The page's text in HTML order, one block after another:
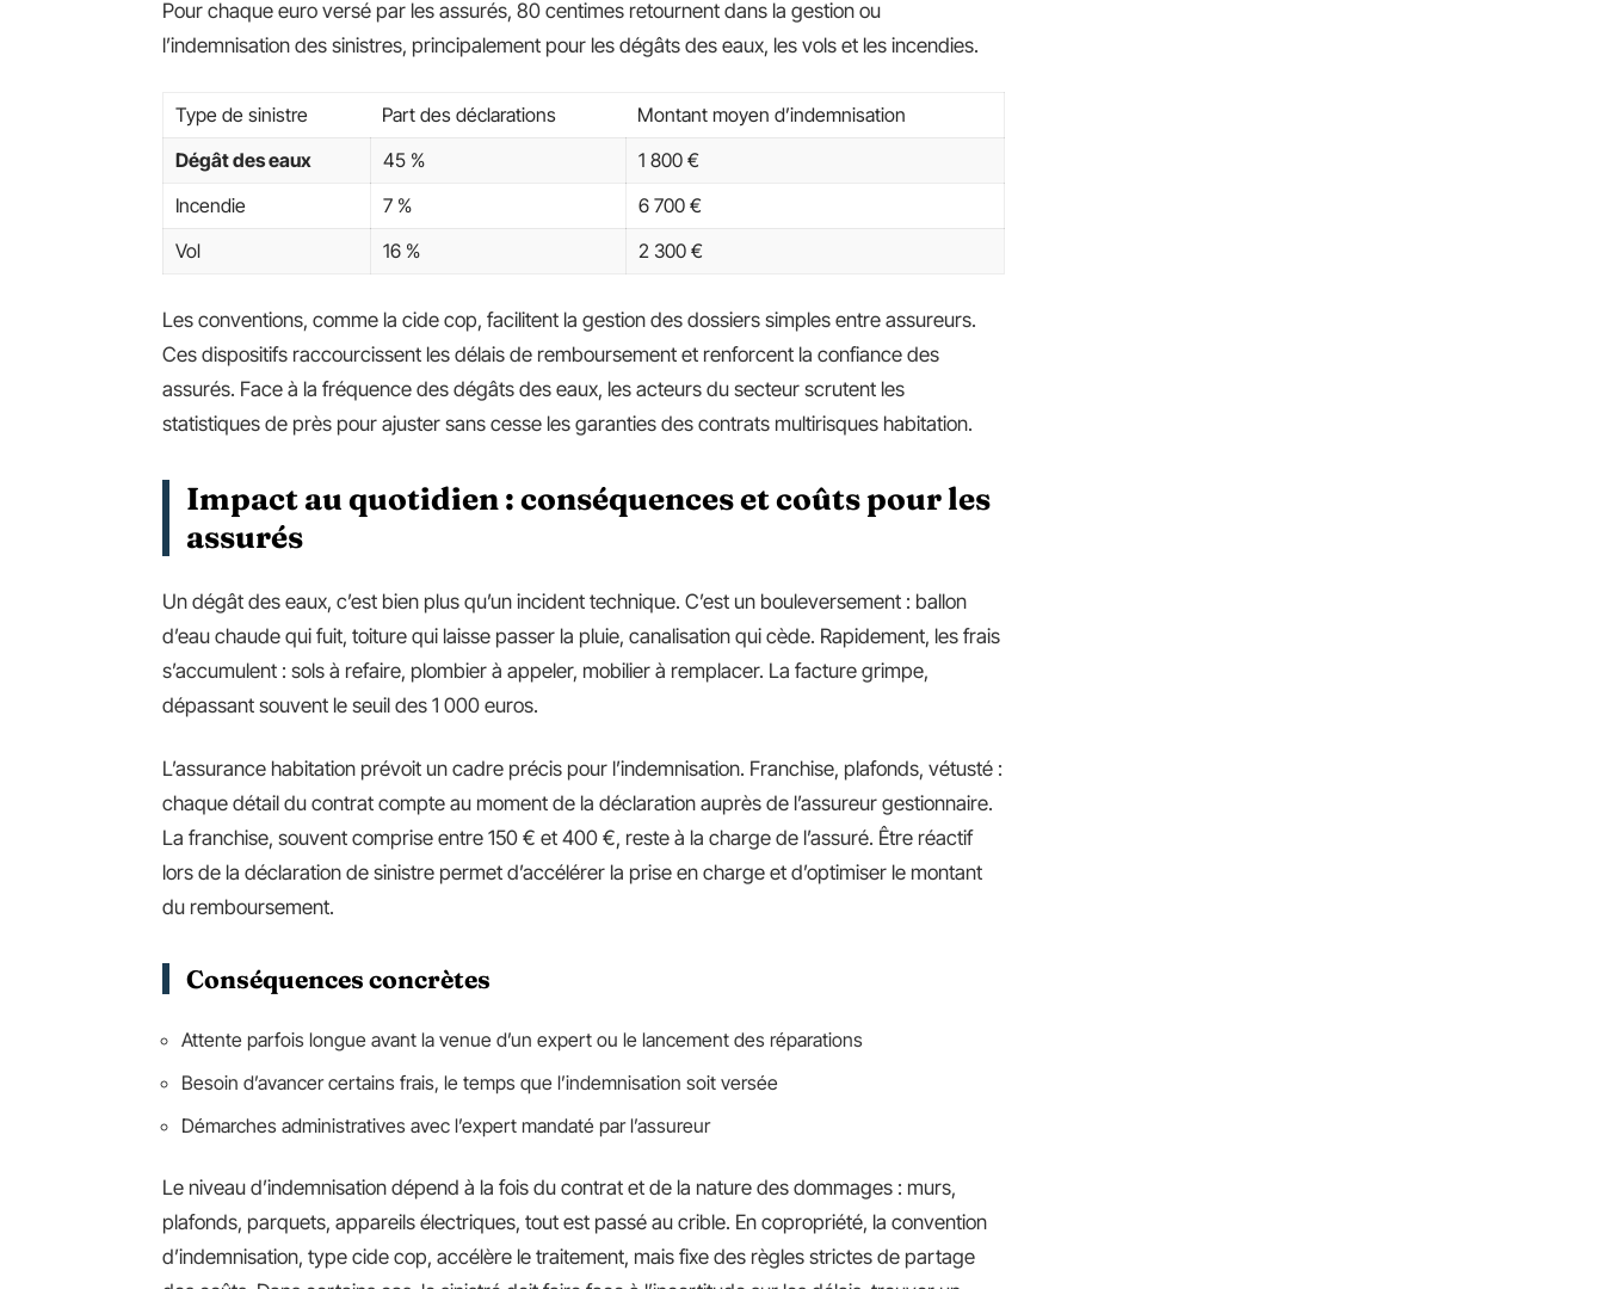
Pour chaque euro versé par les assurés, 80 centimes retournent dans la gestion ou
l’indemnisation des sinistres, principalement pour les dégâts des eaux, les vols et les incendies.
Type de sinistre Part des déclarations
Montant moyen d’indemnisation
Dégât des eaux
45 %
1 800 €
Incendie
7 %
6 700 €
Vol
16 % 2 300 €
Les conventions, comme la cide cop, facilitent la gestion des dossiers simples entre assureurs.
Ces dispositifs raccourcissent les délais de remboursement et renforcent la confiance des
assurés. Face à la fréquence des dégâts des eaux, les acteurs du secteur scrutent les
statistiques de près pour ajuster sans cesse les garanties des contrats multirisques habitation.
Impact au quotidien : conséquences et coûts pour les
assurés
Un dégât des eaux, c’est bien plus qu’un incident technique. C’est un bouleversement : ballon
d’eau chaude qui fuit, toiture qui laisse passer la pluie, canalisation qui cède. Rapidement, les frais
s’accumulent : sols à refaire, plombier à appeler, mobilier à remplacer. La facture grimpe,
dépassant souvent le seuil des 1 000 euros.
L’assurance habitation prévoit un cadre précis pour l’indemnisation. Franchise, plafonds, vétusté :
chaque détail du contrat compte au moment de la déclaration auprès de l’assureur gestionnaire.
La franchise, souvent comprise entre 150 € et 400 €, reste à la charge de l’assuré. Être réactif
lors de la déclaration de sinistre permet d’accélérer la prise en charge et d’optimiser le montant
du remboursement.
Conséquences concrètes
Attente parfois longue avant la venue d’un expert ou le lancement des réparations
Besoin d’avancer certains frais, le temps que l’indemnisation soit versée
Démarches administratives avec l’expert mandaté par l’assureur
Le niveau d’indemnisation dépend à la fois du contrat et de la nature des dommages : murs,
plafonds, parquets, appareils électriques, tout est passé au crible. En copropriété, la convention
d’indemnisation, type cide cop, accélère le traitement, mais fixe des règles strictes de partage